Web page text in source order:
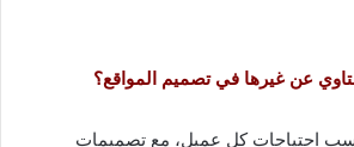
عن غيرها في تصميم المواقع؟
احتياجات كل عميل، مع تصميمات